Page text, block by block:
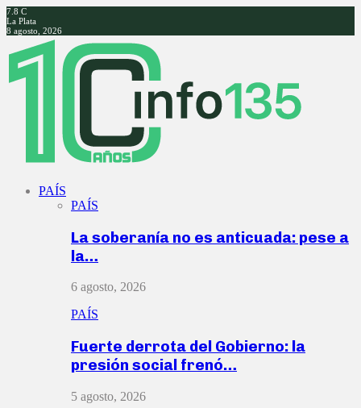
7.8 C
La Plata
8 agosto, 2026
Facebook
Twitter
Instagram
Youtube
PAÍS
PAÍS
La soberanía no es anticuada: pese a
la…
6 agosto, 2026
PAÍS
Fuerte derrota del Gobierno: la
presión social frenó…
5 agosto, 2026